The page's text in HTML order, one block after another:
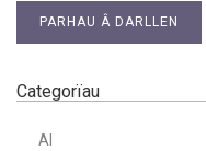
PARHAU Â DARLLEN
Categorïau
AI